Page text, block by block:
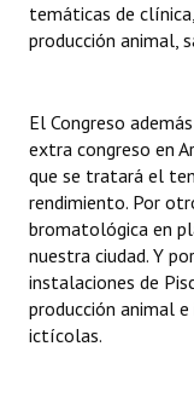
Registros y
Premio al Mérito -
Audiencias
Mujeres que
Periodistas
Ciudadano Ilustre -
temáticas de
producción animal,
El Congreso
extra congreso en
que se tratará el
rendimiento. Por
bromatológica en
nuestra ciudad. Y
instalaciones de
producción animal
ictícolas.